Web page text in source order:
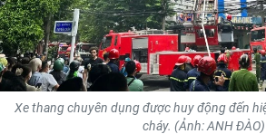
KHOA HỌC - CÔNG NGHỆ
MÔI TRƯỜNG
BẠN ĐỌC
Xe thang chuyên dụng được huy động đến
cháy. (Ảnh: ANH ĐÀO)